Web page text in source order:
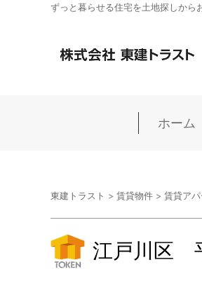
ずっと暮らせる住宅を土地探しから
ホーム
東建トラスト > 賃貸物件 > 賃貸ア
江戸川区